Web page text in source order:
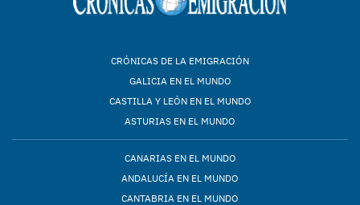
CRÓNICAS DE LA EMIGRACIÓN
GALICIA EN EL MUNDO
CASTILLA Y LEÓN EN EL MUNDO
ASTURIAS EN EL MUNDO
CANARIAS EN EL MUNDO
ANDALUCÍA EN EL MUNDO
CANTABRIA EN EL MUNDO